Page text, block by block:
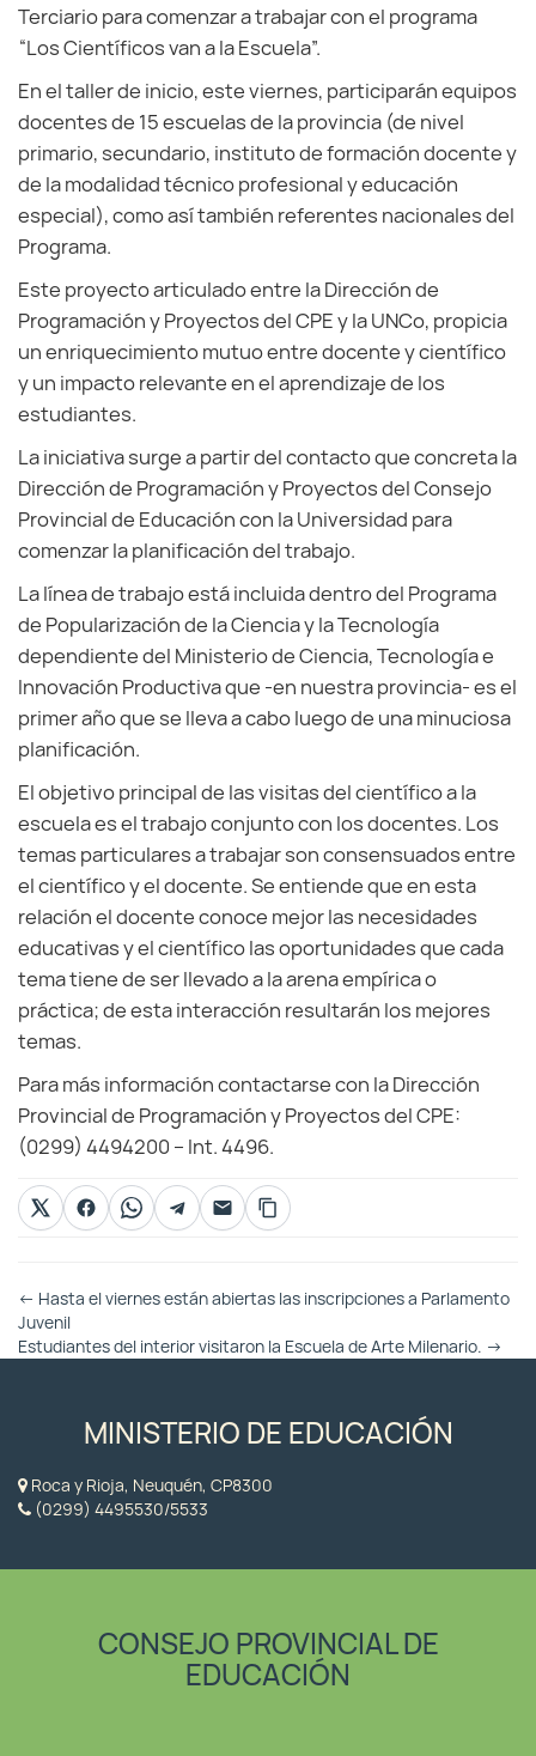
Terciario para comenzar a trabajar con el programa
“Los Científicos van a la Escuela”.
En el taller de inicio, este viernes, participarán equipos
docentes de 15 escuelas de la provincia (de nivel
primario, secundario, instituto de formación docente y
de la modalidad técnico profesional y educación
especial), como así también referentes nacionales del
Programa.
Este proyecto articulado entre la Dirección de
Programación y Proyectos del CPE y la UNCo, propicia
un enriquecimiento mutuo entre docente y científico
y un impacto relevante en el aprendizaje de los
estudiantes.
La iniciativa surge a partir del contacto que concreta la
Dirección de Programación y Proyectos del Consejo
Provincial de Educación con la Universidad para
comenzar la planificación del trabajo.
La línea de trabajo está incluida dentro del Programa
de Popularización de la Ciencia y la Tecnología
dependiente del Ministerio de Ciencia, Tecnología e
Innovación Productiva que -en nuestra provincia- es el
primer año que se lleva a cabo luego de una minuciosa
planificación.
El objetivo principal de las visitas del científico a la
escuela es el trabajo conjunto con los docentes. Los
temas particulares a trabajar son consensuados entre
el científico y el docente. Se entiende que en esta
relación el docente conoce mejor las necesidades
educativas y el científico las oportunidades que cada
tema tiene de ser llevado a la arena empírica o
práctica; de esta interacción resultarán los mejores
temas.
Para más información contactarse con la Dirección
Provincial de Programación y Proyectos del CPE:
(0299) 4494200 – Int. 4496.
Otras
Entradas
← Hasta el viernes están abiertas las inscripciones a Parlamento
Juvenil
Estudiantes del interior visitaron la Escuela de Arte Milenario. →
MINISTERIO DE EDUCACIÓN
Roca y Rioja, Neuquén, CP8300
(0299) 4495530/5533
CONSEJO PROVINCIAL DE
EDUCACIÓN